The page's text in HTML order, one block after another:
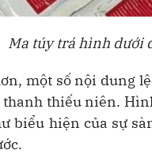
Ma túy trá hình dưới
một số nội dung
thiếu niên.
biểu hiện của sự